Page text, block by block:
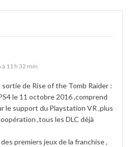
11 h 32 min
sortie de Rise of the Tomb Raider :
le 11 octobre 2016 ,comprend
le support du Playstation VR ,plus
,tous les DLC déjà
premiers jeux de la franchise ,